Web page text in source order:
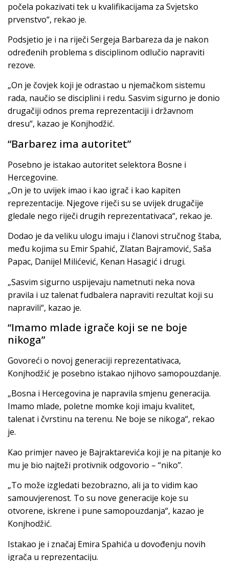
počela pokazivati tek u kvalifikacijama za Svjetsko
prvenstvo“, rekao je.
Podsjetio je i na riječi Sergeja Barbareza da je nakon
određenih problema s disciplinom odlučio napraviti
rezove.
„On je čovjek koji je odrastao u njemačkom sistemu
rada, naučio se disciplini i redu. Sasvim sigurno je donio
drugačiji odnos prema reprezentaciji i državnom
dresu“, kazao je Konjhodžić.
“Barbarez ima autoritet”
Posebno je istakao autoritet selektora Bosne i
Hercegovine.
„On je to uvijek imao i kao igrač i kao kapiten
reprezentacije. Njegove riječi su se uvijek drugačije
gledale nego riječi drugih reprezentativaca“, rekao je.
Dodao je da veliku ulogu imaju i članovi stručnog štaba,
među kojima su Emir Spahić, Zlatan Bajramović, Saša
Papac, Danijel Milićević, Kenan Hasagić i drugi.
„Sasvim sigurno uspijevaju nametnuti neka nova
pravila i uz talenat fudbalera napraviti rezultat koji su
napravili“, kazao je.
“Imamo mlade igrače koji se ne boje
nikoga”
Govoreći o novoj generaciji reprezentativaca,
Konjhodžić je posebno istakao njihovo samopouzdanje.
„Bosna i Hercegovina je napravila smjenu generacija.
Imamo mlade, poletne momke koji imaju kvalitet,
talenat i čvrstinu na terenu. Ne boje se nikoga“, rekao
je.
Kao primjer naveo je Bajraktarevića koji je na pitanje ko
mu je bio najteži protivnik odgovorio – “niko”.
„To može izgledati bezobrazno, ali ja to vidim kao
samouvjerenost. To su nove generacije koje su
otvorene, iskrene i pune samopouzdanja“, kazao je
Konjhodžić.
Istakao je i značaj Emira Spahića u dovođenju novih
igrača u reprezentaciju.